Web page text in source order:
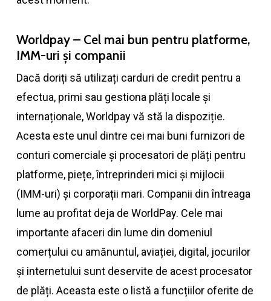
Worldpay – Cel mai bun pentru platforme,
IMM-uri și companii
Dacă doriți să utilizați carduri de credit pentru a
efectua, primi sau gestiona plăți locale și
internaționale, Worldpay vă stă la dispoziție.
Acesta este unul dintre cei mai buni furnizori de
conturi comerciale și procesatori de plăți pentru
platforme, piețe, întreprinderi mici și mijlocii
(IMM-uri) și corporații mari. Companii din întreaga
lume au profitat deja de WorldPay. Cele mai
importante afaceri din lume din domeniul
comerțului cu amănuntul, aviației, digital, jocurilor
și internetului sunt deservite de acest procesator
de plăți. Aceasta este o listă a funcțiilor oferite de